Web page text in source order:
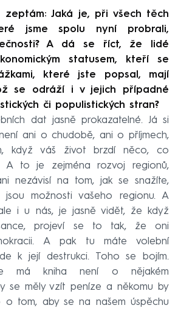
zeptám: Jaká je, při všech těch
jsme spolu nyní probrali,
A dá se říct, že lidé
statusem, kteří se
které jste popsal, mají
se odráží i v jejich případné
či populistických stran?
dat jasně prokazatelné. Já si
ani o chudobě, ani o příjmech,
váš život brzdí něco, co
A to je zejména rozvoj regionů,
nezávisí na tom, jak se snažíte,
možnosti vašeho regionu. A
i u nás, je jasně vidět, že když
projeví se to tak, že oni
A pak tu máte volební
k její destrukci. Toho se bojím.
má kniha není o nějakém
se měly vzít peníze a někomu by
o tom, aby se na našem úspěchu